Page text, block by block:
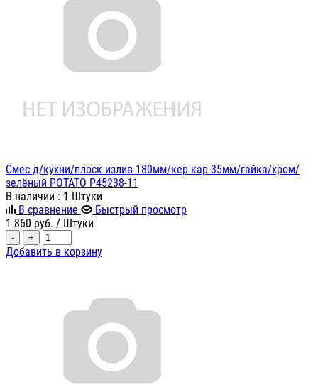
Смес д/кухни/плоск излив 180мм/кер кар 35мм/гайка/хром/
зелёный POTATO P45238-11
В наличии : 1 Штуки
В сравнение
Быстрый просмотр
1 860 руб. / Штуки
- +
Добавить в корзину